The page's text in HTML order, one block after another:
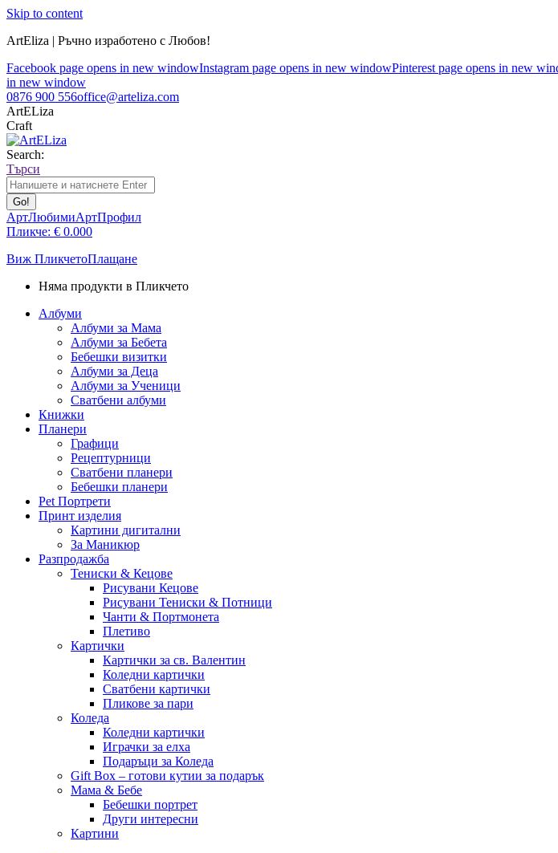
Skip to content
ArtEliza | Ръчно изработено с Любов!
Facebook page opens in new windowInstagram page opens in new windowPinterest page opens in new
in new window
0876 900 556office@arteliza.com
ArtELiza
Craft
Search:
Търси
АртЛюбимиАртПрофил
Пликче: € 0.000
Виж ПликчетоПлащане
Няма продукти в Пликчето
Албуми
Албуми за Мама
Албуми за Бебета
Бебешки визитки
Албуми за Деца
Албуми за Ученици
Сватбени албуми
Книжки
Планери
Графици
Рецептурници
Сватбени планери
Бебешки планери
Pet Портрети
Принт изделия
Картини дигитални
За Маникюр
Разпродажба
Тениски & Кецове
Рисувани Кецове
Рисувани Тениски & Потници
Чанти & Портмонета
Плетиво
Картички
Картички за св. Валентин
Коледни картички
Сватбени картички
Пликове за пари
Коледа
Коледни картички
Играчки за елха
Подаръци за Коледа
Gift Box – готови кутии за подарък
Мама & Бебе
Бебешки портрет
Други интересни
Картини